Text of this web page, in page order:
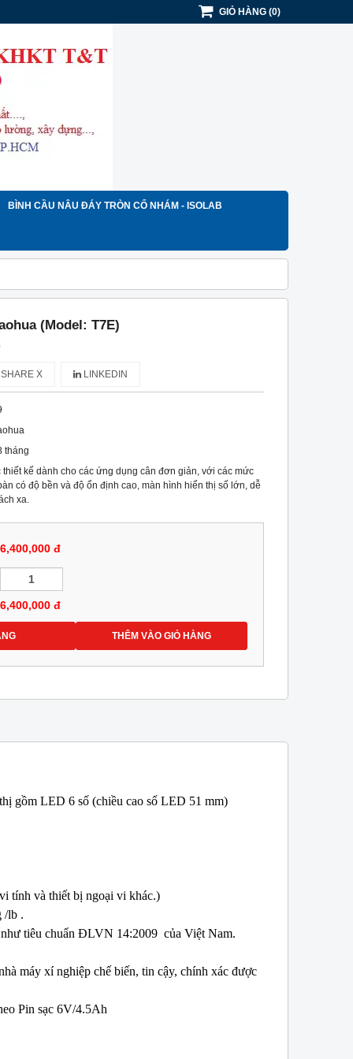
GIỎ HÀNG (0)
BÌNH CẦU NÂU ĐÁY TRÒN CỔ NHÁM - ISOLAB
(Model: T7E)
SHARE X LINKEDIN
tháng
kế dành cho các ứng dụng cân đơn giản, với các mức
có độ bền và độ ổn định cao, màn hình hiển thị số lớn, dễ
xa.
6,400,000 đ
6,400,000 đ
THÊM VÀO GIỎ HÀNG
gồm LED 6 số (chiều cao số LED 51 mm)
tính và thiết bị ngoại vi khác.)
/lb .
tiêu chuẩn ĐLVN 14:2009 của Việt Nam.
máy xí nghiệp chế biến, tin cậy, chính xác được
Pin sạc 6V/4.5Ah